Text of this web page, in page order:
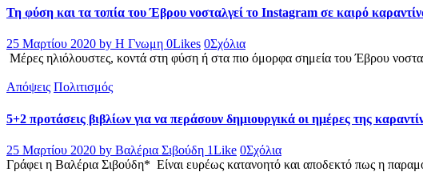
Τη φύση και τα τοπία του Έβρου νοσταλγεί το Instagram σε καιρό
25 Μαρτίου 2020 by Η Γνωμη 0Likes 0Σχόλια
Μέρες ηλιόλουστες, κοντά στη φύση ή στα πιο όμορφα σημεία του Έβρου
Απόψεις Πολιτισμός
5+2 προτάσεις βιβλίων για να περάσουν δημιουργικά οι ημέρες της
25 Μαρτίου 2020 by Βαλέρια Σιβούδη 1Like 0Σχόλια
Γράφει η Βαλέρια Σιβούδη* Είναι ευρέως κατανοητό και αποδεκτό πως η